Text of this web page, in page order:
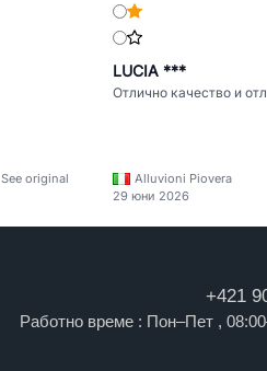
See original
LUCIA ***
Отлично качество и
Alluvioni Piovera
29 юни 2026
+421
Работно време : Пон–Пет ,